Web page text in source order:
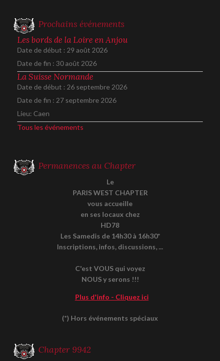
Prochains événements
Les bords de la Loire en Anjou
Date de début : 29 août 2026
Date de fin : 30 août 2026
La Suisse Normande
Date de début : 26 septembre 2026
Date de fin : 27 septembre 2026
Lieu: Caen
Tous les événements
Permanences au Chapter
Le
PARIS WEST CHAPTER
vous accueille
en ses locaux chez
HD78
Les Samedis de 14h30 à 16h30*
Inscriptions, infos, discussions, ...
C'est VOUS qui voyez
NOUS y serons !!!
Plus d'info - Cliquez ici
(*) Hors événements spéciaux
Chapter 9942